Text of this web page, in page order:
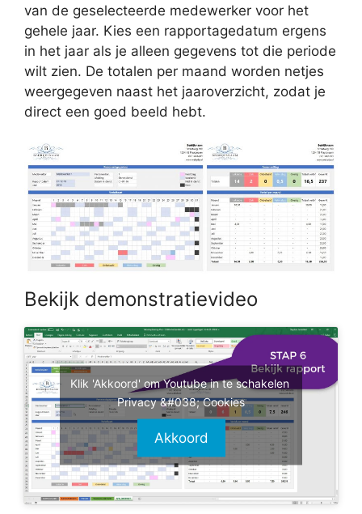
van de geselecteerde medewerker voor het
gehele jaar. Kies een rapportagedatum ergens
in het jaar als je alleen gegevens tot die periode
wilt zien. De totalen per maand worden netjes
weergegeven naast het jaaroverzicht, zodat je
direct een goed beeld hebt.
Bekijk demonstratievideo
Klik 'Akkoord' om Youtube in te schakelen
Privacy &#038; Cookies
Akkoord